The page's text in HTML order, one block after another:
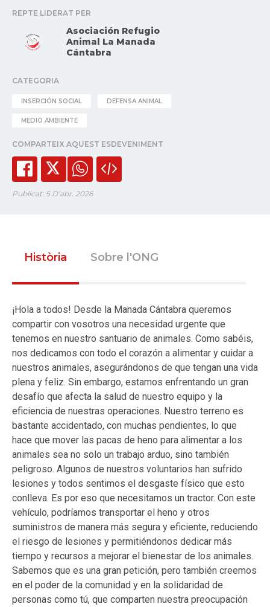
REPTE LIDERAT PER
Asociación Refugio
Animal La Manada
Cántabra
CATEGORIA
INSERCIÓN SOCIAL DEFENSA ANIMAL
MEDIO AMBIENTE
COMPARTEIX AQUEST ESDEVENIMENT
Publicat: 5 D’abr. 2026
Història Sobre l'ONG
¡Hola a todos! Desde la Manada Cántabra queremos
compartir con vosotros una necesidad urgente que
tenemos en nuestro santuario de animales. Como sabéis,
nos dedicamos con todo el corazón a alimentar y cuidar a
nuestros animales, asegurándonos de que tengan una vida
plena y feliz. Sin embargo, estamos enfrentando un gran
desafío que afecta la salud de nuestro equipo y la
eficiencia de nuestras operaciones. Nuestro terreno es
bastante accidentado, con muchas pendientes, lo que
hace que mover las pacas de heno para alimentar a los
animales sea no solo un trabajo arduo, sino también
peligroso. Algunos de nuestros voluntarios han sufrido
lesiones y todos sentimos el desgaste físico que esto
conlleva. Es por eso que necesitamos un tractor. Con este
vehículo, podríamos transportar el heno y otros
suministros de manera más segura y eficiente, reduciendo
el riesgo de lesiones y permitiéndonos dedicar más
tiempo y recursos a mejorar el bienestar de los animales.
Sabemos que es una gran petición, pero también creemos
en el poder de la comunidad y en la solidaridad de
personas como tú, que comparten nuestra preocupación